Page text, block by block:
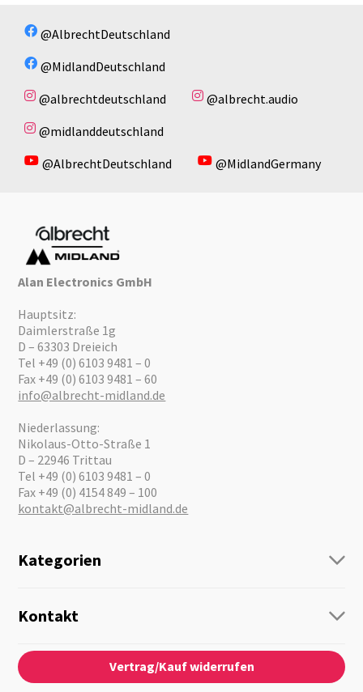
@AlbrechtDeutschland
@MidlandDeutschland
@albrechtdeutschland
@albrecht.audio
@midlanddeutschland
@AlbrechtDeutschland
@MidlandGermany
Alan Electronics GmbH
Hauptsitz:
Daimlerstraße 1g
D – 63303 Dreieich
Tel +49 (0) 6103 9481 – 0
Fax +49 (0) 6103 9481 – 60
info@albrecht-midland.de
Niederlassung:
Nikolaus-Otto-Straße 1
D – 22946 Trittau
Tel +49 (0) 6103 9481 – 0
Fax +49 (0) 4154 849 – 100
kontakt@albrecht-midland.de
Kategorien
Personenführung
Audio
Notfallvorsorge
Kontakt
Kontaktformular
Über Uns
News
Karriere
Vertrag/Kauf widerrufen